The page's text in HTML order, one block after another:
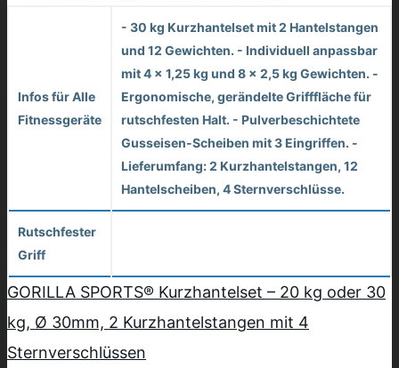
Infos für Alle
Fitnessgeräte
- 30 kg Kurzhantelset mit 2 Hantelstangen
und 12 Gewichten. - Individuell anpassbar
mit 4 x 1,25 kg und 8 x 2,5 kg Gewichten. -
Ergonomische, gerändelte Grifffläche für
rutschfesten Halt. - Pulverbeschichtete
Gusseisen-Scheiben mit 3 Eingriffen. -
Lieferumfang: 2 Kurzhantelstangen, 12
Hantelscheiben, 4 Sternverschlüsse.
Rutschfester
Griff
GORILLA SPORTS® Kurzhantelset – 20 kg oder 30
kg, Ø 30mm, 2 Kurzhantelstangen mit 4
Sternverschlüssen